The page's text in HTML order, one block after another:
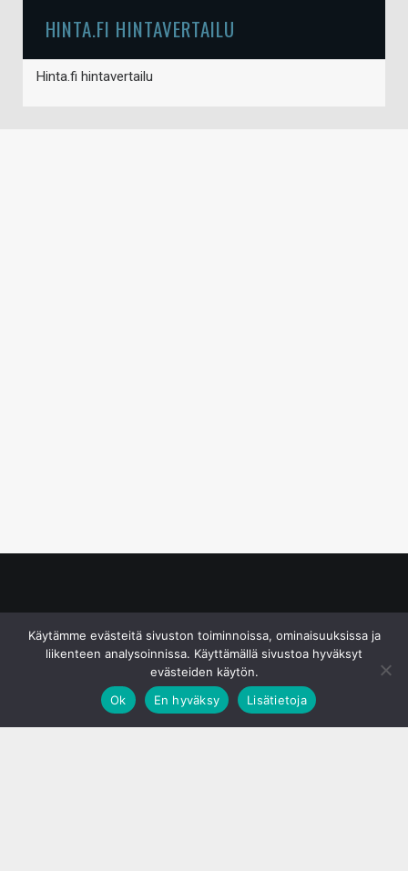
HINTA.FI HINTAVERTAILU
Hinta.fi hintavertailu
Käytämme evästeitä sivuston toiminnoissa, ominaisuuksissa ja
liikenteen analysoinnissa. Käyttämällä sivustoa hyväksyt
evästeiden käytön.
Ok
En hyväksy Lisätietoja